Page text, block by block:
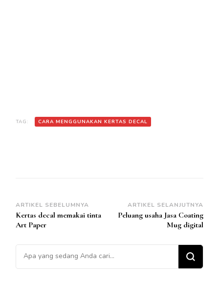
TAG: CARA MENGGUNAKAN KERTAS DECAL
Navigasi
Artikel
ARTIKEL SEBELUMNYA
Kertas decal memakai tinta
Art Paper
ARTIKEL SELANJUTNYA
Peluang usaha Jasa Coating
Mug digital
Mencari Sesuatu?